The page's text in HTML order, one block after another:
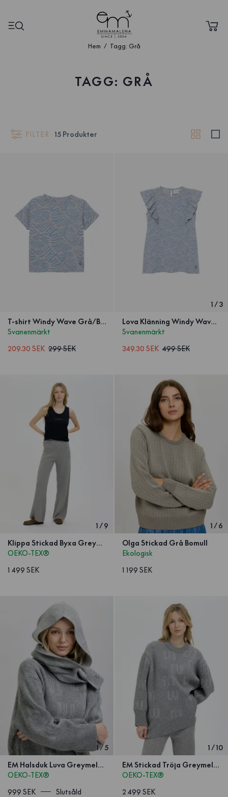
Hem Tagg: Grå
TAGG: GRÅ
FILTER 15 Produkter
T-shirt Windy Wave Grå/Blå Barn
Svanenmärkt
209.30 SEK 299 SEK
1/3
Lova Klänning Windy Wave Grå/Blå Barn
Svanenmärkt
349.30 SEK 499 SEK
1/9
Klippa Stickad Byxa Greymelange
OEKO-TEX®
1 499 SEK
1/6
Olga Stickad Grå Bomull
Ekologisk
1 199 SEK
1/5
EM Halsduk Luva Greymelange
OEKO-TEX®
999 SEK
Slutsåld
1 /10
EM Stickad Tröja Greymelange
OEKO-TEX®
2 499 SEK